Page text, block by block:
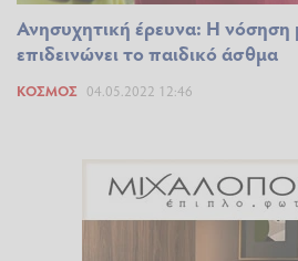
Ανησυχητική έρευνα: Η νόσηση
επιδεινώνει το παιδικό άσθμα
ΚΌΣΜΟΣ 04.05.2022 12:46